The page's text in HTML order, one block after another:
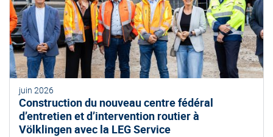
juin 2026
Construction du nouveau centre fédéral
d’entretien et d’intervention routier à
Völklingen avec la LEG Service